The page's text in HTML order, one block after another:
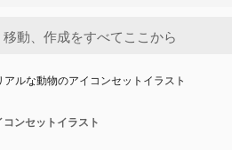
アルな動物のアイコンセットイラスト
ンセットイラスト